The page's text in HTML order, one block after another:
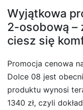
Wyjątkowa
2-osobową –
ciesz się
Promocja cenowa
Dolce 08 jest
produktu wynosi
1340 zł, czyli